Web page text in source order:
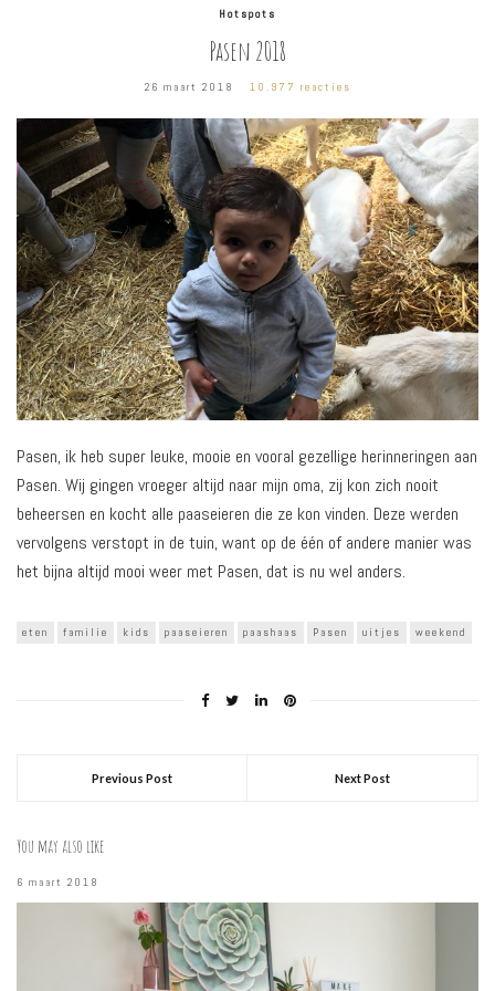
Hotspots
Pasen 2018
26 maart 2018 10.977 reacties
Pasen, ik heb super leuke, mooie en vooral gezellige herinneringen aan
Pasen. Wij gingen vroeger altijd naar mijn oma, zij kon zich nooit
beheersen en kocht alle paaseieren die ze kon vinden. Deze werden
vervolgens verstopt in de tuin, want op de één of andere manier was
het bijna altijd mooi weer met Pasen, dat is nu wel anders.
eten familie kids paaseieren paashaas Pasen uitjes weekend
Previous Post Next Post
You may also like
6 maart 2018